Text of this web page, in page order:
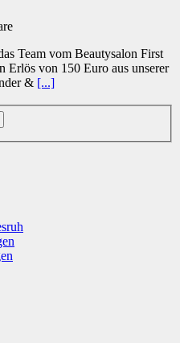
Team vom Beautysalon First
Erlös von 150 Euro aus unserer
& [...]